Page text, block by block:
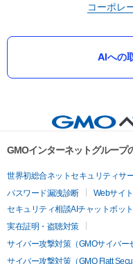
コーポレ
AIへの
GMOインターネットグループ
世界初総合ネットセキュリティサ
パスワード漏洩診断
Webサイ
セキュリティ相談AIチャットボット
実在証明・盗聴対策
サイバー攻撃対策（GMOサイバー
サイバー攻撃対策（GMO Flatt